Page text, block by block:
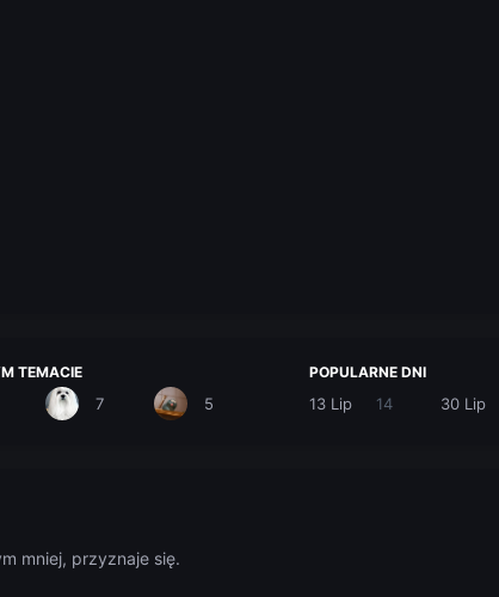
TEMACIE
7 5
POPULARNE DNI
13 Lip 14 30 Lip
mniej, przyznaje się.